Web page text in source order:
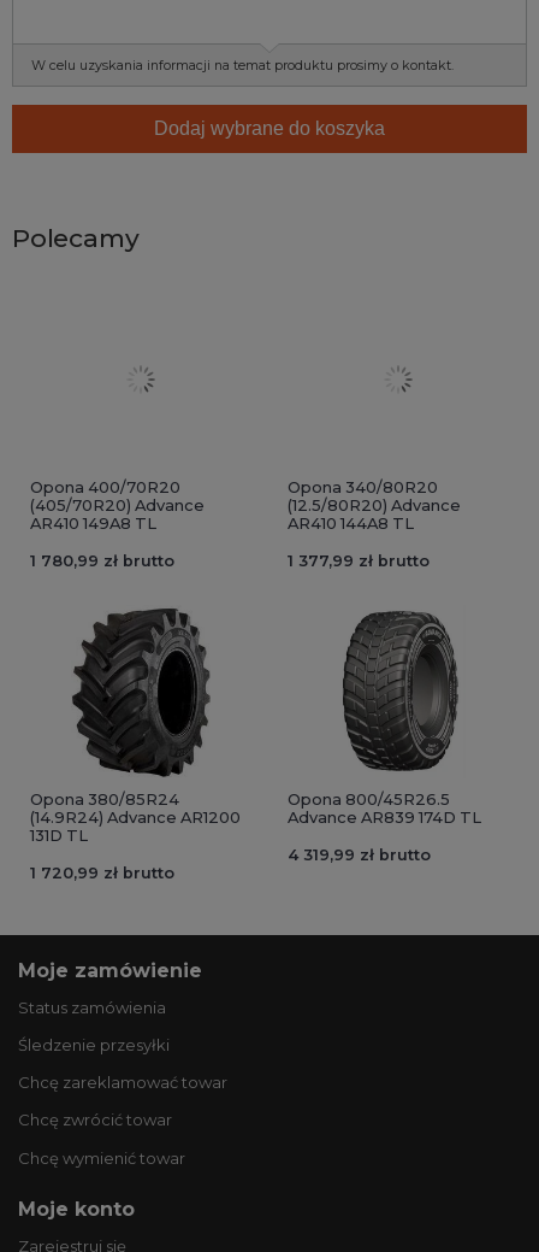
W celu uzyskania informacji na temat produktu prosimy o kontakt.
Dodaj wybrane do koszyka
Polecamy
Opona 400/70R20
(405/70R20) Advance
AR410 149A8 TL
1 780,99 zł brutto
Opona 340/80R20
(12.5/80R20) Advance
AR410 144A8 TL
1 377,99 zł brutto
Opona 380/85R24
(14.9R24) Advance AR1200
131D TL
1 720,99 zł brutto
Opona 800/45R26.5
Advance AR839 174D TL
4 319,99 zł brutto
Moje zamówienie
Status zamówienia
Śledzenie przesyłki
Chcę zareklamować towar
Chcę zwrócić towar
Chcę wymienić towar
Moje konto
Zarejestruj się